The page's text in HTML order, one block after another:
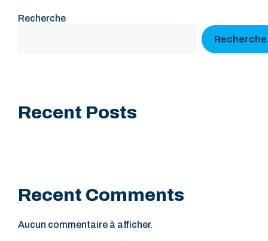
Recherche
Recherche
Recent Posts
Recent Comments
Aucun commentaire à afficher.